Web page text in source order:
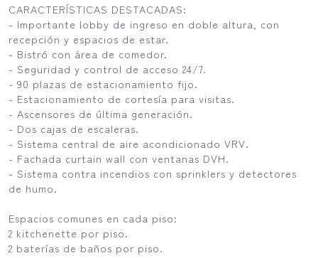
CARACTERÍSTICAS DESTACADAS:
- Importante lobby de ingreso en doble altura, con
recepción y espacios de estar.
- Bistró con área de comedor.
- Seguridad y control de acceso 24/7.
- 90 plazas de estacionamiento fijo.
- Estacionamiento de cortesía para visitas.
- Ascensores de última generación.
- Dos cajas de escaleras.
- Sistema central de aire acondicionado VRV.
- Fachada curtain wall con ventanas DVH.
- Sistema contra incendios con sprinklers y detectores
de humo.
Espacios comunes en cada piso:
2 kitchenette por piso.
2 baterías de baños por piso.